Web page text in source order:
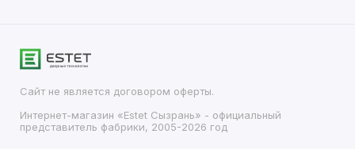
Сайт не является договором оферты.
Интернет-магазин «Estet Сызрань» - официальный
представитель фабрики, 2005-2026 год